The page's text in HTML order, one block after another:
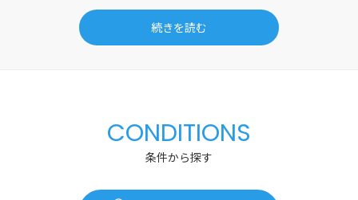
続きを読む
CONDITIONS
条件から探す